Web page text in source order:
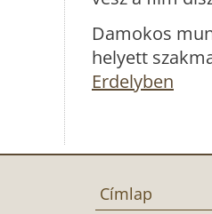
Damokos
helyett
Erdelyben
Címlap